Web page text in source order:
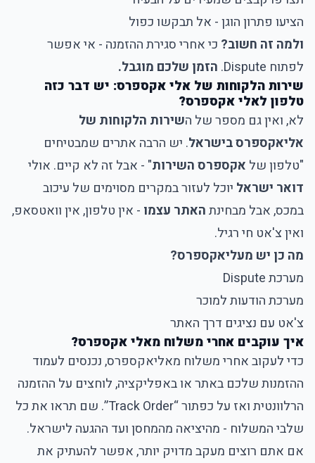
הציעו פתרון הוגן - אל תבקשו כפול
ולמה זה חשוב? כי אחרי סגירת ההזמנה - אי אפשר
לפתוח Dispute.
הזמן שלכם מוגבל.
שירות הלקוחות של אלי אקספרס: יש דבר כזה
טלפון לאלי אקספרס?
לא, ואין גם מספר של השירות הלקוחות של
אליאקספרס בישראל. יש הרבה אתרים שמבטיחים
"טלפון של אקספרס השירות" - אבל זה לא קיים. אולי
דואר ישראל יוכל לעזור במקרים מסוימים של עיכוב
במכס, אבל מבחינתהאתר עצמו - אין טלפון, אין וואטסאפ,
ואין צ'אט חי רגיל.
מה כן יש מעליאקספרס?
מערכת Dispute
מערכת הודעות למוכר
צ'אט עם נציגים דרך האתר
איך עוקבים אחרי משלוח מאלי אקספרס?
כדי לעקוב אחרי משלוח מאליאקספרס, נכנסים לעמוד
ההזמנות שלכם באתר או באפליקציה, לוחצים על ההזמנה
הרלוונטית ואז על כפתור “Track Order”. שם תראו את כל
שלבי המשלוח - מהיציאה מהמחסן ועד ההגעה לישראל.
אם אתם רוצים מעקב מדויק יותר, אפשר להעתיק את